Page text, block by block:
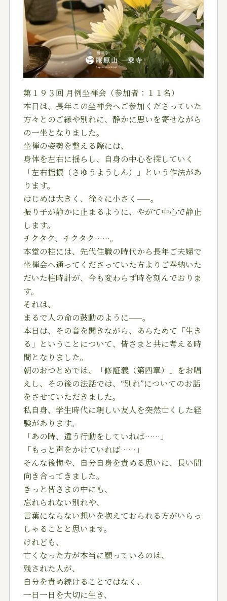
第１９３回 月例坐禅会（参加者：１１名）
本日は、長年この坐禅会へご参加くださっていた
方々とのご縁や別れに、静かに思いを寄せながら
の一坐となりました。
坐禅の姿勢を整える際には、
身体を左右に揺らし、自身の中心を探していく
「左右揺振（さゆうようしん）」という作法があ
ります。
はじめは大きく、徐々に小さく——。
振り子が静かに止まるように、やがて中心で静止
します。
チクタク、チクタク……。
本堂の柱には、先代住職の時代から長年ご夫婦で
坐禅会へ通ってくださっていた方よりご奉納いた
だいた柱時計が、今も変わらず時を刻んでおりま
す。
それは、
まるで人の命の鼓動のように——。
本日は、その音を聞きながら、あらためて「生き
る」ということについて、皆さまと共に考える時
間となりました。
朝のおつとめでは、「修証義（第四章）」をお唱
えし、その後の法話では、“別れ”についてのお話
をさせていただきました。
私自身、学生時代に親しい友人を突然亡くした経
験があります。
「あの時、違う行動をしていれば……」
「もっと声をかけていれば……」
そんな後悔や、自分自身を責める思いに、長い間
向き合ってきました。
きっと皆さまの中にも、
忘れられない別れや、
言葉にならない想いを抱えておられる方がいらっ
しゃることと思います。
けれども、
亡くなった方が本当に願っているのは、
残された人が、
自分を責め続けることではなく、
一日一日を大切に生き、